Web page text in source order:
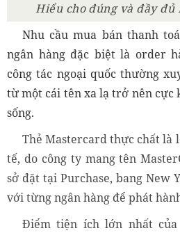
Hiểu cho đúng và đầy
Nhu cầu mua bán thanh
ngân hàng đặc biệt là order
công tác ngoại quốc thường
từ một cái tên xa lạ trở nên cực
sống.
Thẻ Mastercard thực chất là
tế, do công ty mang tên
sở đặt tại Purchase, bang New
với từng ngân hàng để phát
Điểm tiện ích lớn nhất